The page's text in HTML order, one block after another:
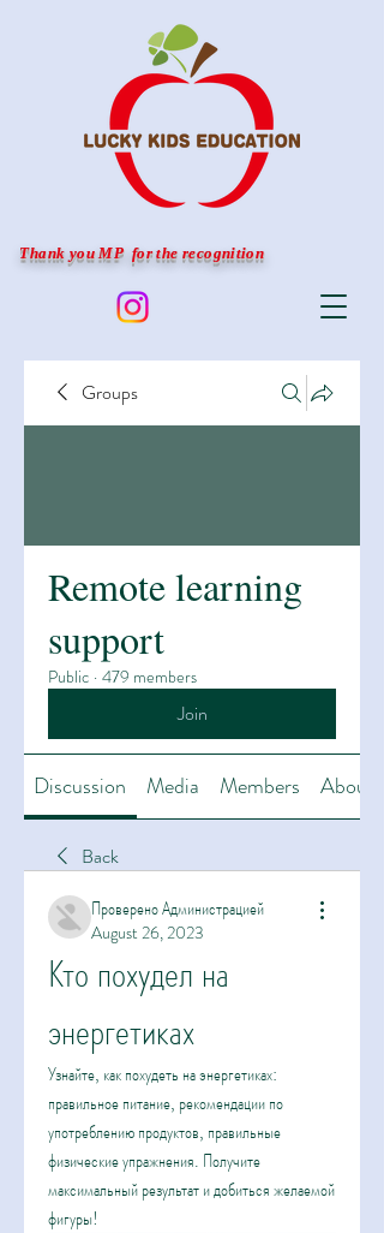
Thank you MP for the recognition
Groups
Remote learning
support
Public · 479 members
Join
Discussion Media Members About
Back
Проверено Администрацией
August 26, 2023
Кто похудел на
энергетиках
Узнайте, как похудеть на энергетиках:
правильное питание, рекомендации по
употреблению продуктов, правильные
физические упражнения. Получите
максимальный результат и добиться желаемой
фигуры!